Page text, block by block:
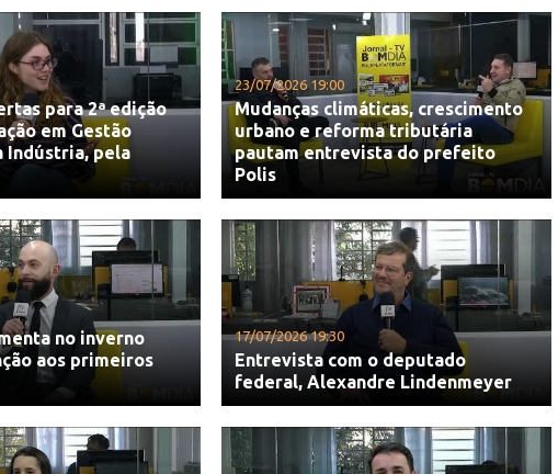
para 2ª edição
em Gestão
Indústria, pela
23/07/2026 19:00
Mudanças climáticas, crescimento
urbano e reforma tributária
pautam entrevista do prefeito
Polis
no inverno
aos primeiros
17/07/2026 19:30
Entrevista com o deputado
federal, Alexandre Lindenmeyer